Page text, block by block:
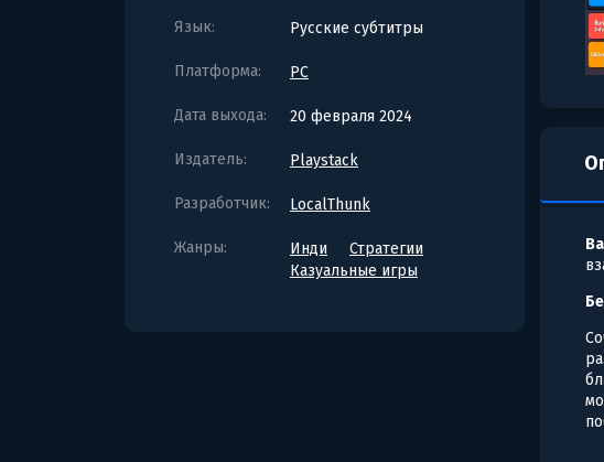
Язык: Русские субтитры
Платформа: PC
Дата выхода: 20 февраля 2024
Издатель: Playstack
Разработчик: LocalThunk
Жанры: Инди
Стратегии
Казуальные игры